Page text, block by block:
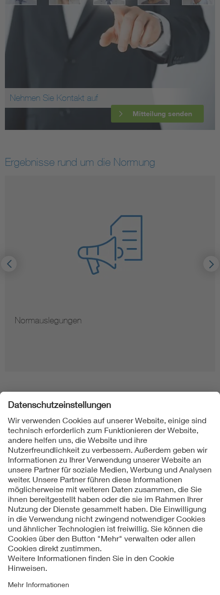
Nehmen Sie Kontakt auf
Mitteilung senden
Ergebnisse rund um die Normung
Normauslegungen
Folgen Sie uns
Kontakt
Impressum
Datenschutzinformationen
Cookie Hinweise
Compliance